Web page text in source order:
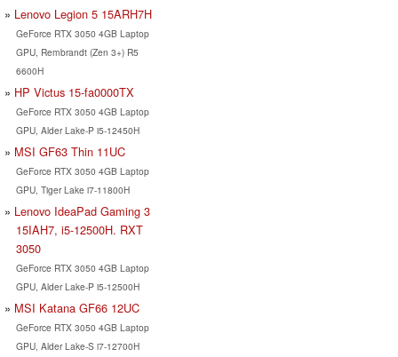
Lenovo Legion 5 15ARH7H
GeForce RTX 3050 4GB Laptop
GPU, Rembrandt (Zen 3+) R5
6600H
HP Victus 15-fa0000TX
GeForce RTX 3050 4GB Laptop
GPU, Alder Lake-P i5-12450H
MSI GF63 Thin 11UC
GeForce RTX 3050 4GB Laptop
GPU, Tiger Lake i7-11800H
Lenovo IdeaPad Gaming 3
15IAH7, i5-12500H. RXT
3050
GeForce RTX 3050 4GB Laptop
GPU, Alder Lake-P i5-12500H
MSI Katana GF66 12UC
GeForce RTX 3050 4GB Laptop
GPU, Alder Lake-S i7-12700H